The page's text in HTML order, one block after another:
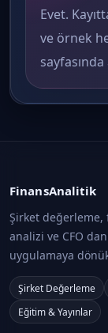
Evet.
ve örnek
FinansAnalitik
Şirket değerleme,
analizi ve CFO
uygulamaya
Şirket Değerleme
Eğitim & Yayınlar